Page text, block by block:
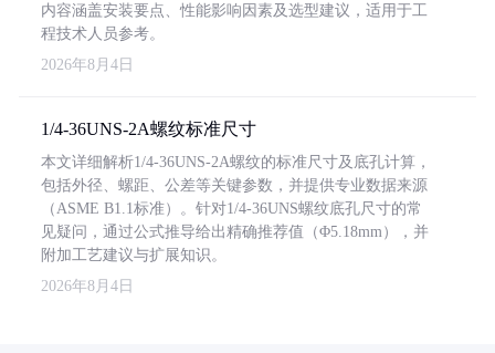
内容涵盖安装要点、性能影响因素及选型建议，适用于工
程技术人员参考。
2026年8月4日
1/4-36UNS-2A螺纹标准尺寸
本文详细解析1/4-36UNS-2A螺纹的标准尺寸及底孔计算，
包括外径、螺距、公差等关键参数，并提供专业数据来源
（ASME B1.1标准）。针对1/4-36UNS螺纹底孔尺寸的常
见疑问，通过公式推导给出精确推荐值（Φ5.18mm），并
附加工艺建议与扩展知识。
2026年8月4日